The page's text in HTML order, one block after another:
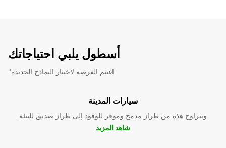
أسطول يلبي احتياجاتك
"اغتنم الفرصة لاختبار النماذج الجديدة
سيارات المدينة
وتتراوح هذه من طراز مدمج وموفر للوقود إلى طراز صديق للبيئة
شاهد المزيد